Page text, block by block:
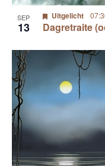
SEP
13 Dagretraite
Uitgelicht